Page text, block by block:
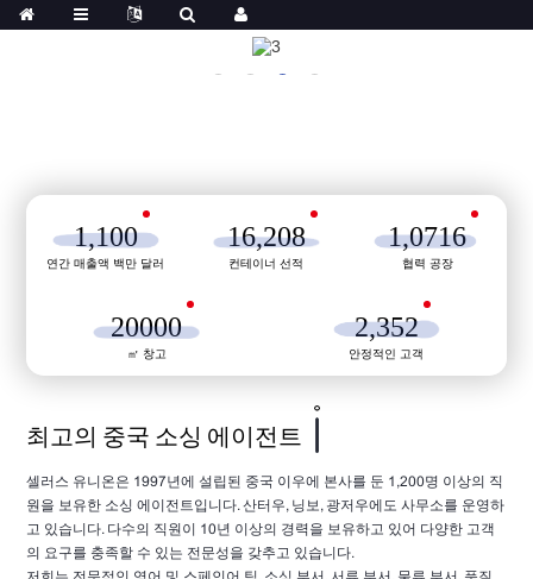
1,100
연간 매출액 백만 달러
16,208
컨테이너 선적
1,0716
협력 공장
20000
㎡ 창고
2,352
안정적인 고객
최고의 중국 소싱 에이전트
셀러스 유니온은 1997년에 설립된 중국 이우에 본사를 둔 1,200명 이상의 직
원을 보유한 소싱 에이전트입니다. 산터우, 닝보, 광저우에도 사무소를 운영하
고 있습니다. 다수의 직원이 10년 이상의 경력을 보유하고 있어 다양한 고객
의 요구를 충족할 수 있는 전문성을 갖추고 있습니다.